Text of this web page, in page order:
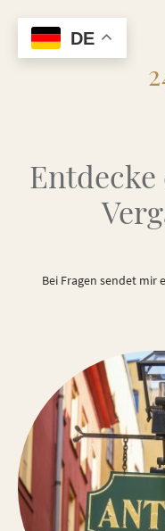
Bei Fragen sendet mir
DE